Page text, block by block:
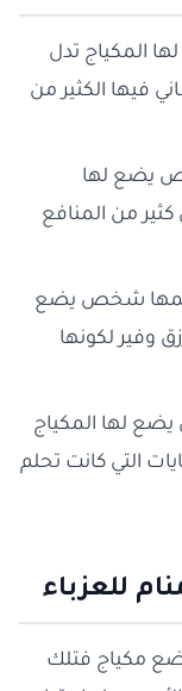
المكياج تدل
فيها الكثير من
يضع لها
من المنافع
حلمها شخص يضع
وفير لكونها
لها المكياج
التي كانت تحلم
للعزباء
يضع مكياج فتلك